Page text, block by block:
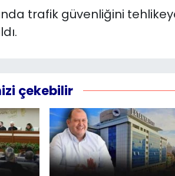
trafik güvenliğini
çekebilir